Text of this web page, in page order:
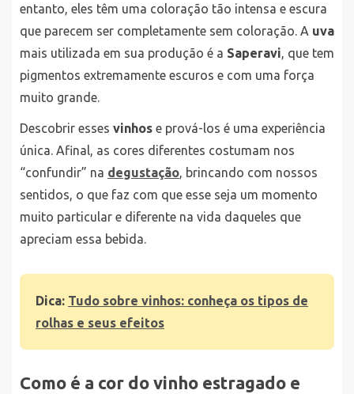
entanto, eles têm uma coloração tão intensa e escura
que parecem ser completamente sem coloração. A uva
mais utilizada em sua produção é a Saperavi, que tem
pigmentos extremamente escuros e com uma força
muito grande.
Descobrir esses vinhos e prová-los é uma experiência
única. Afinal, as cores diferentes costumam nos
“confundir” na degustação, brincando com nossos
sentidos, o que faz com que esse seja um momento
muito particular e diferente na vida daqueles que
apreciam essa bebida.
Dica: Tudo sobre vinhos: conheça os tipos de
rolhas e seus efeitos
Como é a cor do vinho estragado e